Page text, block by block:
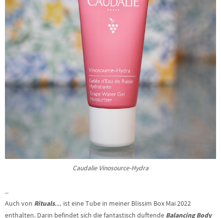
Caudalie Vinosource-Hydra
–
Auch von Rituals… ist eine Tube in meiner Blissim Box Mai 2022
enthalten. Darin befindet sich die fantastisch duftende Balancing Body